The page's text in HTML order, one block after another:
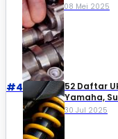
08 Mei 2025
#4
52 Daftar
Yamaha,
30 Jul 2025